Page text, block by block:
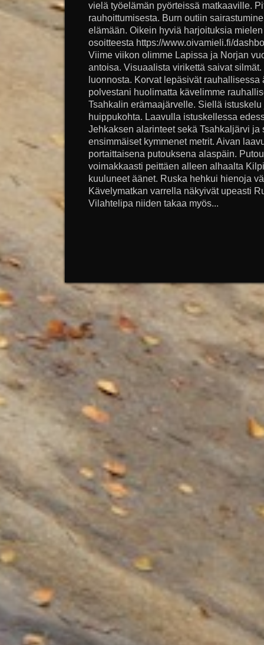
vielä työelämän pyörteissä matkaaville.
rauhoittumisesta. Burn outiin
elämään. Oikein hyviä harjoituksia
osoitteesta https://www.oivamieli.fi/
Viime viikon olimme Lapissa ja Norjan
antoisa. Visuaalista virikettä saivat
luonnosta. Korvat lepäsivät
polvestani huolimatta kävelimme
Tsahkalin erämaajärvelle. Siellä
huippukohta. Laavulla istuskellessa
Jehkaksen alarinteet sekä Tsahkaljärvi
ensimmäiset kymmenet metrit. Aivan
portaittaisena putouksena alaspäin.
voimakkaasti peittäen alleen alhaalta
kuuluneet äänet. Ruska hehkui hienoja
Kävelymatkan varrella näkyivät upeasti
Vilahtelipa niiden takaa myös...